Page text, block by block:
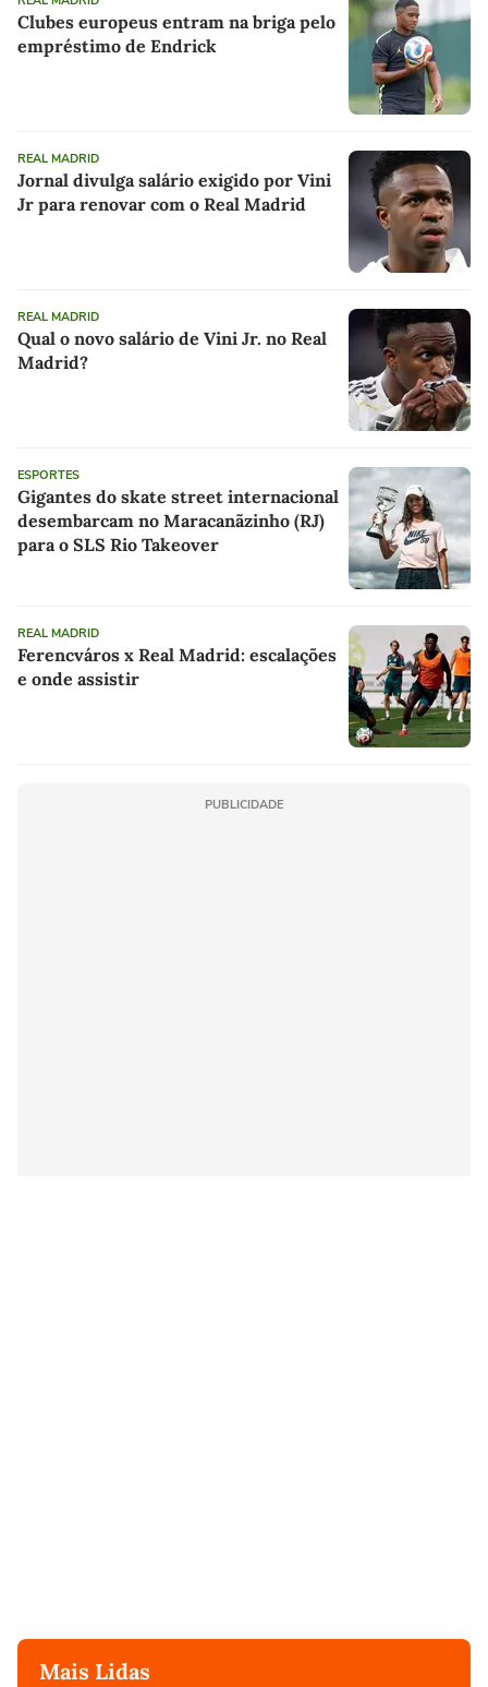
Clubes europeus entram na briga pelo
empréstimo de Endrick
REAL MADRID
Jornal divulga salário exigido por Vini
Jr para renovar com o Real Madrid
REAL MADRID
Qual o novo salário de Vini Jr. no Real
Madrid?
ESPORTES
Gigantes do skate street internacional
desembarcam no Maracanãzinho (RJ)
para o SLS Rio Takeover
REAL MADRID
Ferencváros x Real Madrid: escalações
e onde assistir
PUBLICIDADE
Mais Lidas